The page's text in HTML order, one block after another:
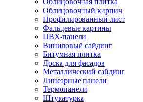
Облицовочный кирпич
Профилированный лист
Фальцевые картины
ПВХ-панели
Виниловый сайдинг
Битумная плитка
Доска для фасадов
Металлический сайдинг
Линеарные панели
Термопанели
Штукатурка